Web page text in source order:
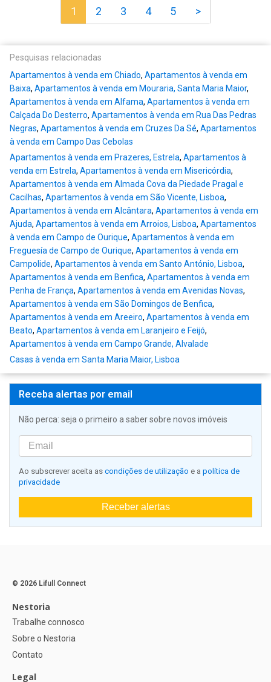
1 2 3 4 5 >
Pesquisas relacionadas
Apartamentos à venda em Chiado, Apartamentos à venda em
Baixa, Apartamentos à venda em Mouraria, Santa Maria Maior,
Apartamentos à venda em Alfama, Apartamentos à venda em
Calçada Do Desterro, Apartamentos à venda em Rua Das Pedras
Negras, Apartamentos à venda em Cruzes Da Sé, Apartamentos
à venda em Campo Das Cebolas
Apartamentos à venda em Prazeres, Estrela, Apartamentos à
venda em Estrela, Apartamentos à venda em Misericórdia,
Apartamentos à venda em Almada Cova da Piedade Pragal e
Cacilhas, Apartamentos à venda em São Vicente, Lisboa,
Apartamentos à venda em Alcântara, Apartamentos à venda em
Ajuda, Apartamentos à venda em Arroios, Lisboa, Apartamentos
à venda em Campo de Ourique, Apartamentos à venda em
Freguesía de Campo de Ourique, Apartamentos à venda em
Campolide, Apartamentos à venda em Santo António, Lisboa,
Apartamentos à venda em Benfica, Apartamentos à venda em
Penha de França, Apartamentos à venda em Avenidas Novas,
Apartamentos à venda em São Domingos de Benfica,
Apartamentos à venda em Areeiro, Apartamentos à venda em
Beato, Apartamentos à venda em Laranjeiro e Feijó,
Apartamentos à venda em Campo Grande, Alvalade
Casas à venda em Santa Maria Maior, Lisboa
Receba alertas por email
Não perca: seja o primeiro a saber sobre novos imóveis
Ao subscrever aceita as condições de utilização e a política de
privacidade
Receber alertas
© 2026 Lifull Connect
Nestoria
Trabalhe connosco
Sobre o Nestoria
Contato
Legal